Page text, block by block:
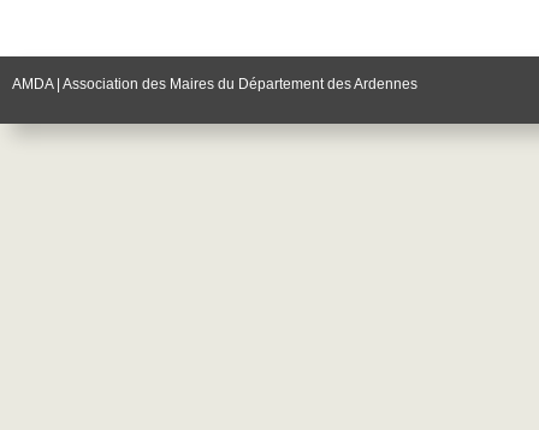
AMDA | Association des Maires du Département des Ardennes